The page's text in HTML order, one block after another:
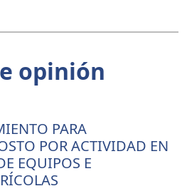
opinión
PARA
POR ACTIVIDAD EN
EQUIPOS E